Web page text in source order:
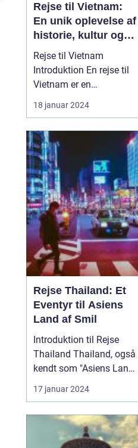
Rejse til Vietnam:
En unik oplevelse af
historie, kultur og
naturskønhed
Rejse til Vietnam
Introduktion En rejse til
Vietnam er en
uforglemmelig oplevelse,
der ...
18 januar 2024
Rejse Thailand: Et
Eventyr til Asiens
Land af Smil
Introduktion til Rejse
Thailand Thailand, også
kendt som "Asiens Land
af Smil," er en
destination med en rig
naturlandskaber og
spændende eventyr. Lige
17 januar 2024